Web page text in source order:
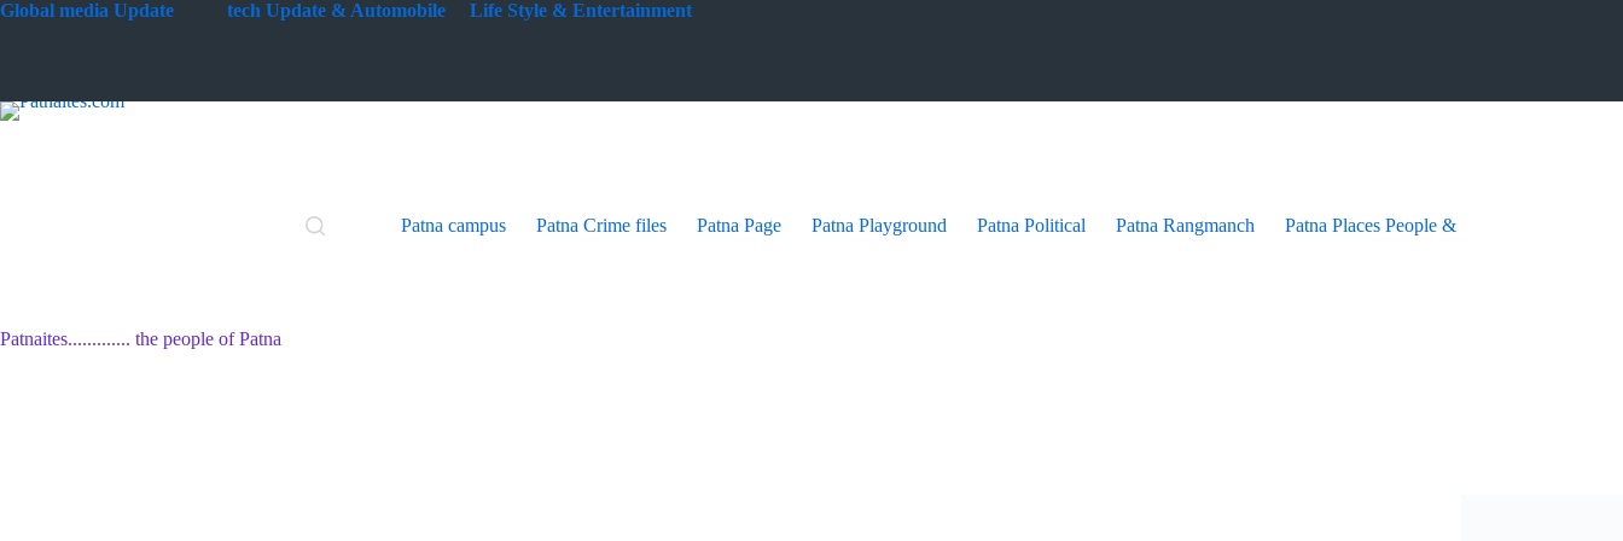
Skip
Global media Update tech Update & Automobile Life Style & Entertainment
Patnaites............. the people of Patna
Patna campus Patna Crime files Patna Page Patna Playground Patna Political Patna Rangmanch Patna Places People & festives